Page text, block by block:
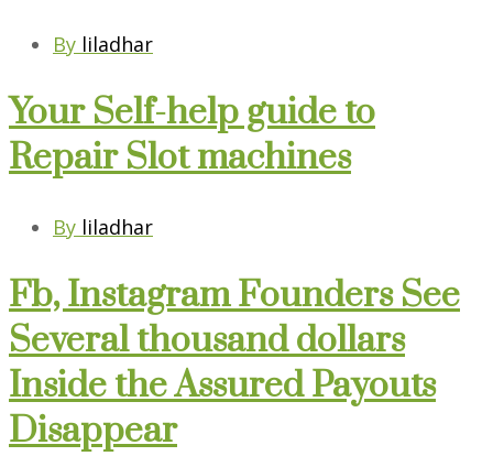
By liladhar
Your Self-help guide to
Repair Slot machines
By liladhar
Fb, Instagram Founders See
Several thousand dollars
Inside the Assured Payouts
Disappear